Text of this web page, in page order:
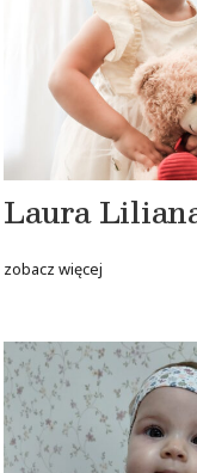
Laura
zobacz więcej